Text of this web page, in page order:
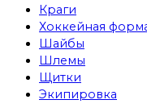
Краги
Хоккейная
Шайбы
Шлемы
Щитки
Экипировка